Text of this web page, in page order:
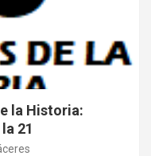
la Historia:
21